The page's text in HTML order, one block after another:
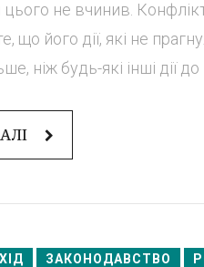
цього не вчинив.
що його дії, які не
ніж будь-які інші дії до
ЗАКОНОДАВСТВО